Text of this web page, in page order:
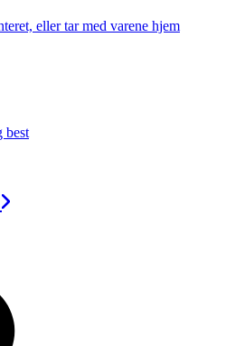
eller tar med varene hjem
best